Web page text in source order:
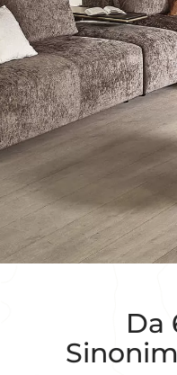
Da